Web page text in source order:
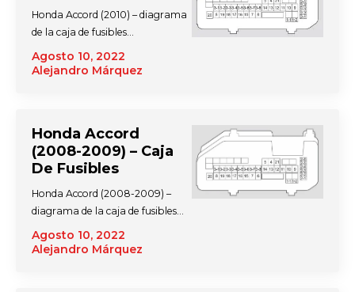
Agosto 10, 2022
Alejandro Márquez
Honda Accord (2010) – diagrama
de la caja de fusibles…
Honda Accord
(2008-2009) – Caja
De Fusibles
Agosto 10, 2022
Alejandro Márquez
Honda Accord (2008-2009) –
diagrama de la caja de fusibles…